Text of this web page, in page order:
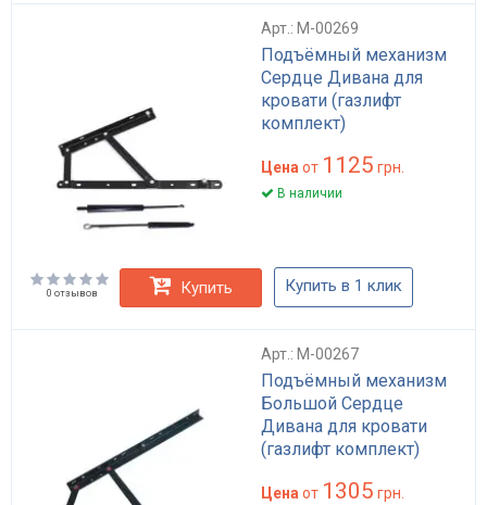
Арт.: M-00269
Подъёмный механизм
Сердце Дивана для
кровати (газлифт
комплект)
Цена от 1125 грн.
В наличии
0 отзывов Купить Купить в 1 клик
Арт.: M-00267
Подъёмный механизм
Большой Сердце
Дивана для кровати
(газлифт комплект)
Цена от 1305 грн.